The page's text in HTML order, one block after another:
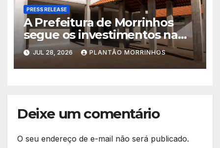
PRESS RELEASE
A Prefeitura de Morrinhos
segue os investimentos na
educação. A obra da Escola
Municipal Eudóxio de
Figueiredo avança em ritmo
JUL 28, 2026 PLANTÃO MORRINHOS
Deixe um comentário
O seu endereço de e-mail não será publicado.